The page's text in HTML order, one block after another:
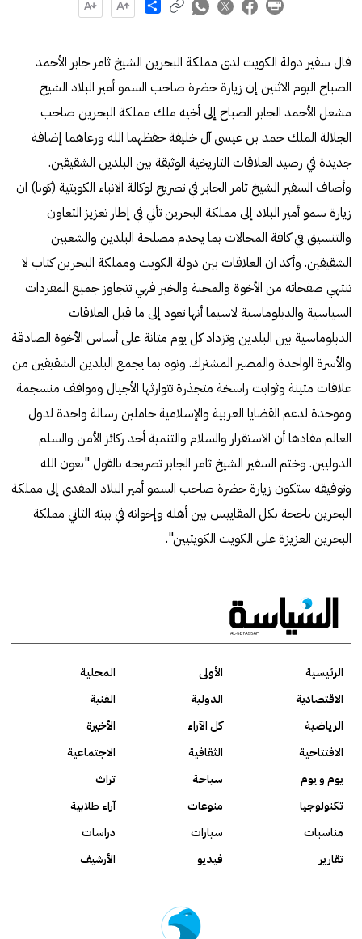
Share
قال سفير دولة الكويت لدى مملكة البحرين الشيخ ثامر جابر الأحمد
الصباح اليوم الاثنين إن زيارة حضرة صاحب السمو أمير البلاد الشيخ
مشعل الأحمد الجابر الصباح إلى أخيه ملك مملكة البحرين صاحب
الجلالة الملك حمد بن عيسى آل خليفة حفظهما الله ورعاهما إضافة
جديدة في رصيد العلاقات التاريخية الوثيقة بين البلدين الشقيقين.
وأضاف السفير الشيخ ثامر الجابر في تصريح لوكالة الانباء الكويتية (كونا) ان
زيارة سمو أمير البلاد إلى مملكة البحرين تأتي في إطار تعزيز التعاون
والتنسيق في كافة المجالات بما يخدم مصلحة البلدين والشعبين
الشقيقين. وأكد ان العلاقات بين دولة الكويت ومملكة البحرين كتاب لا
تنتهي صفحاته من الأخوة والمحبة والخير فهي تتجاوز جميع المفردات
السياسية والدبلوماسية لاسيما أنها تعود إلى ما قبل العلاقات
الدبلوماسية بين البلدين وتزداد كل يوم متانة على أساس الأخوة الصادقة
والأسرة الواحدة والمصير المشترك. ونوه بما يجمع البلدين الشقيقين من
علاقات متينة وثوابت راسخة متجذرة تتوارثها الأجيال ومواقف منسجمة
وموحدة لدعم القضايا العربية والإسلامية حاملين رسالة واحدة لدول
العالم مفادها أن الاستقرار والسلام والتنمية أحد ركائز الأمن والسلم
الدوليين. وختم السفير الشيخ ثامر الجابر تصريحه بالقول "بعون الله
وتوفيقه ستكون زيارة حضرة صاحب السمو أمير البلاد المفدى إلى مملكة
البحرين ناجحة بكل المقاييس بين أهله وإخوانه في بيته الثاني مملكة
البحرين العزيزة على الكويت الكويتيين".
الرئيسية الأولى
المحلية
الاقتصادية
الدولية
الفنية
الرياضية
كل الآراء
الأخيرة
الافتتاحية
الثقافية
الاجتماعية
يوم و يوم
سياحة
تراث
تكنولوجيا
منوعات
آراء طلابية
مناسبات
سيارات
دراسات
تقارير
فيديو الأرشيف